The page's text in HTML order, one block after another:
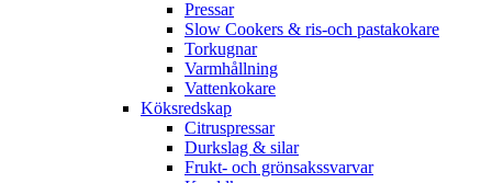
Pressar
Slow Cookers & ris-och pastakokare
Torkugnar
Varmhållning
Vattenkokare
Köksredskap
Citruspressar
Durkslag & silar
Frukt- och grönsakssvarvar